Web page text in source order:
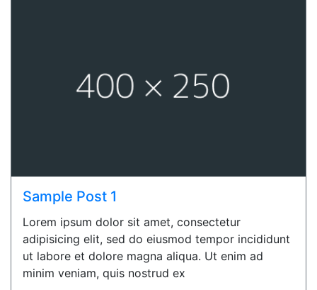
Sample Post 1
Lorem ipsum dolor sit amet, consectetur
adipisicing elit, sed do eiusmod tempor incididunt
ut labore et dolore magna aliqua. Ut enim ad
minim veniam, quis nostrud ex